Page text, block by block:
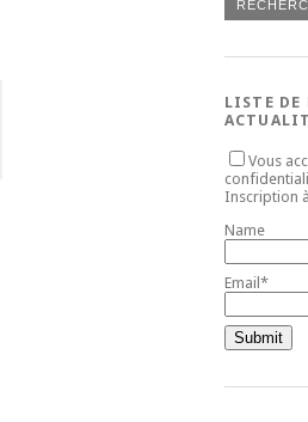
LISTE DE
Vous
Inscription
Name
Email*